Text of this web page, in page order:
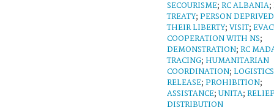
SECOURISME; RC ALBANIA;
TREATY; PERSON
THEIR LIBERTY; VISIT;
COOPERATION WITH NS;
DEMONSTRATION; RC
TRACING; HUMANITARIAN
COORDINATION; LOGISTICS
RELEASE; PROHIBITION;
ASSISTANCE; UNITA; RELIEF
DISTRIBUTION